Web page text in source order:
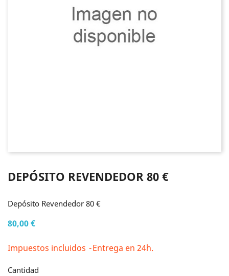
DEPÓSITO REVENDEDOR 80 €
Depósito Revendedor 80 €
80,00 €
Impuestos incluidos Entrega en 24h.
Cantidad